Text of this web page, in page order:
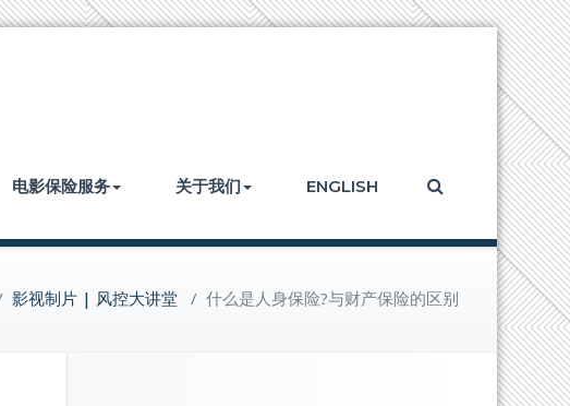
电影保险服务 关于我们 ENGLISH
影视制片 | 风控大讲堂 / 什么是人身保险?与财产保险的区别